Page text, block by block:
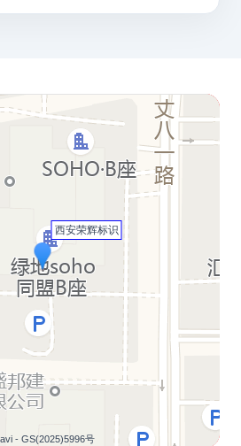
西安荣辉标识
- GS(2025)5996号